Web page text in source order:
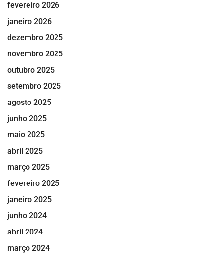
fevereiro 2026
janeiro 2026
dezembro 2025
novembro 2025
outubro 2025
setembro 2025
agosto 2025
junho 2025
maio 2025
abril 2025
março 2025
fevereiro 2025
janeiro 2025
junho 2024
abril 2024
março 2024